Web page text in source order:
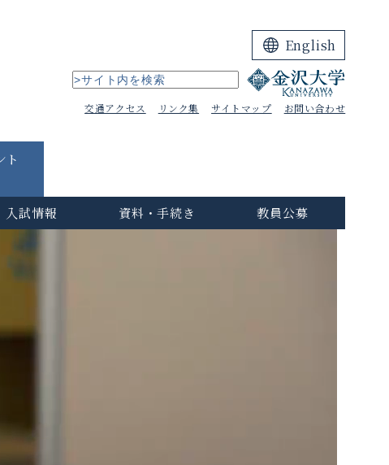
English
交通アクセス リンク集 サイトマップ お問い合わせ
ト
入試情報 資料・手続き 教員公募